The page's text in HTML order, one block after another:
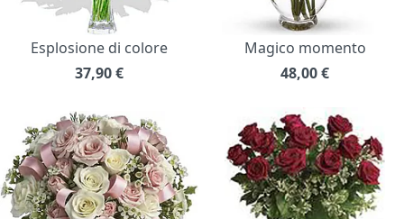
Esplosione di colore
37,90€
Magico momento
48,00€